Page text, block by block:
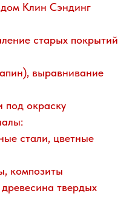
Клин Сэндинг
старых покрытий
выравнивание
под окраску
стали, цветные
композиты
твердых